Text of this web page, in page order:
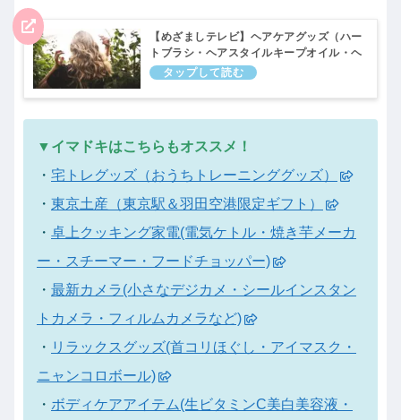
【めざましテレビ】ヘアケアグッズ（ハー
トブラシ・ヘアスタイルキープオイル・ヘ
アミルク・ヘアオイルなど）イマドキ｜2
▼イマドキはこちらもオススメ！
・ 宅トレグッズ（おうちトレーニンググッズ）
・ 東京土産（東京駅＆羽田空港限定ギフト）
・ 卓上クッキング家電(電気ケトル・焼き芋メーカ
ー・スチーマー・フードチョッパー)
・ 最新カメラ(小さなデジカメ・シールインスタン
トカメラ・フィルムカメラなど)
・ リラックスグッズ(首コリほぐし・アイマスク・
ニャンコロボール)
・ ボディケアアイテム(生ビタミンC美白美容液・